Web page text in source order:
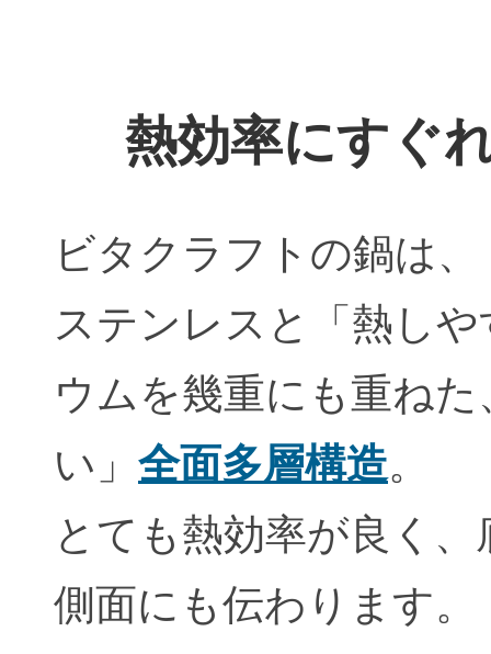
熱効率にすぐ
ビタクラフトの鍋は
ステンレスと「熱し
ウムを幾重にも重ね
い」 全面多層構造。
とても熱効率が良く
側面にも伝わります。